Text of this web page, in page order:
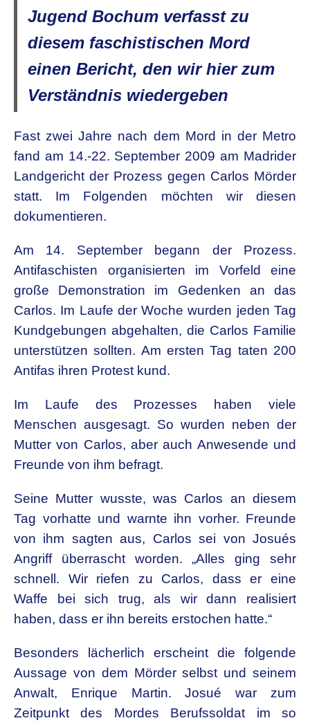
Jugend Bochum verfasst zu
diesem faschistischen Mord
einen Bericht, den wir hier zum
Verständnis wiedergeben
Fast zwei Jahre nach dem Mord in der Metro
fand am 14.-22. September 2009 am Madrider
Landgericht der Prozess gegen Carlos Mörder
statt. Im Folgenden möchten wir diesen
dokumentieren.
Am 14. September begann der Prozess.
Antifaschisten organisierten im Vorfeld eine
große Demonstration im Gedenken an das
Carlos. Im Laufe der Woche wurden jeden Tag
Kundgebungen abgehalten, die Carlos Familie
unterstützen sollten. Am ersten Tag taten 200
Antifas ihren Protest kund.
Im Laufe des Prozesses haben viele
Menschen ausgesagt. So wurden neben der
Mutter von Carlos, aber auch Anwesende und
Freunde von ihm befragt.
Seine Mutter wusste, was Carlos an diesem
Tag vorhatte und warnte ihn vorher. Freunde
von ihm sagten aus, Carlos sei von Josués
Angriff überrascht worden. „Alles ging sehr
schnell. Wir riefen zu Carlos, dass er eine
Waffe bei sich trug, als wir dann realisiert
haben, dass er ihn bereits erstochen hatte.“
Besonders lächerlich erscheint die folgende
Aussage von dem Mörder selbst und seinem
Anwalt, Enrique Martin. Josué war zum
Zeitpunkt des Mordes Berufssoldat im so